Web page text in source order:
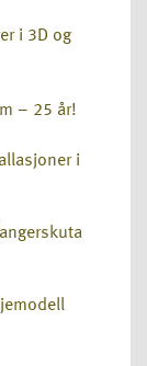
i 3D og
– 25 år!
i